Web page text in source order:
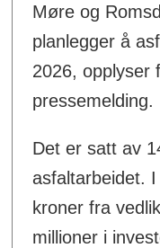
Møre og
planlegger å
2026, opplyser
pressemelding.
Det er satt av
asfaltarbeidet.
kroner fra
millioner i